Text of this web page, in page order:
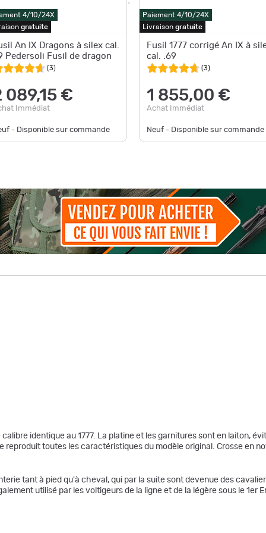
4/10/24X
gratuite
An IX Dragons à silex cal.
Pedersoli Fusil de dragon
(3)
089,15 €
Immédiat
- Disponible sur commande
Paiement 4/10/24X
Livraison gratuite
Fusil 1777 corrigé An IX à
cal. .69
(3)
1 855,00 €
Achat Immédiat
Neuf - Disponible sur commande
identique au 1777. La platine et les garnitures sont en laiton,
toutes les caractéristiques du modèle original. Crosse en
tant à pied qu'à cheval, qui par la suite sont devenue des
utilisé par les voltigeurs de la ligne et de la légère sous le 1er